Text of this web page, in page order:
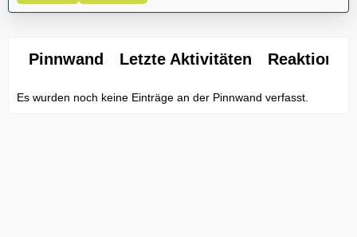
Pinnwand Letzte Aktivitäten Reaktionen
Es wurden noch keine Einträge an der Pinnwand verfasst.